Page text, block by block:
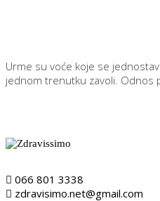
Urme su voće koje se
jednom trenutku zavoli. Odnos
066 801 3338
zdravisimo.net@gmail.com